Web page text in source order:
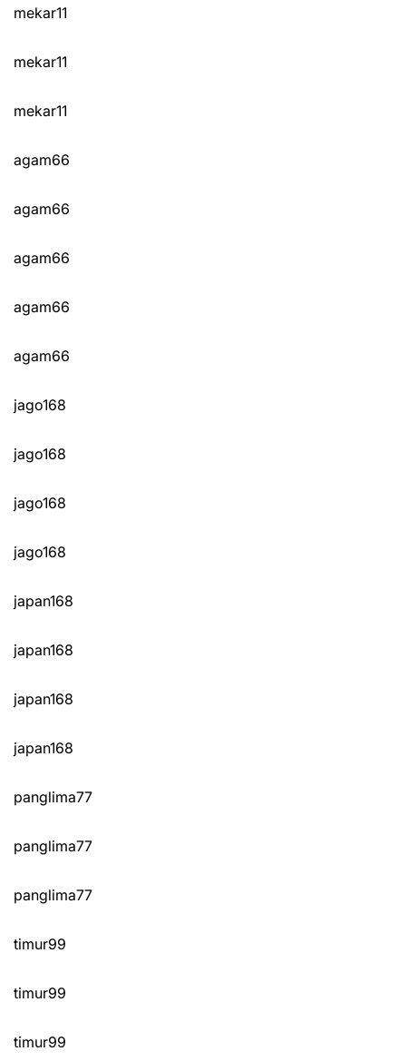
mekar11
mekar11
mekar11
agam66
agam66
agam66
agam66
agam66
jago168
jago168
jago168
jago168
japan168
japan168
japan168
japan168
panglima77
panglima77
panglima77
timur99
timur99
timur99